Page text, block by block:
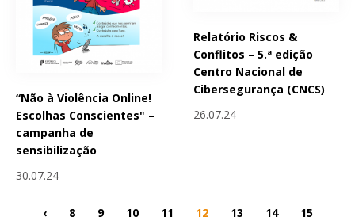
“Não à Violência Online!
Escolhas Conscientes" –
campanha de
sensibilização
30.07.24
Relatório Riscos &
Conflitos – 5.ª edição
Centro Nacional de
Cibersegurança (CNCS)
26.07.24
‹ 8 9 10 11 12 13 14
15